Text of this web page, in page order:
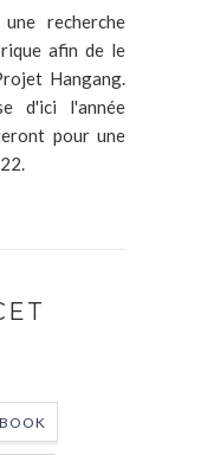
recherche
afin de le
Hangang.
d'ici l'année
pour une